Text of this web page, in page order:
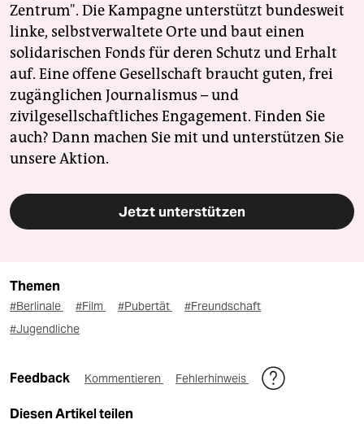
Zentrum". Die Kampagne unterstützt bundesweit
linke, selbstverwaltete Orte und baut einen
solidarischen Fonds für deren Schutz und Erhalt
auf. Eine offene Gesellschaft braucht guten, frei
zugänglichen Journalismus – und
zivilgesellschaftliches Engagement. Finden Sie
auch? Dann machen Sie mit und unterstützen Sie
unsere Aktion.
Jetzt unterstützen
Themen
#Berlinale #Film #Pubertät
#Freundschaft
#Jugendliche
Feedback Kommentieren Fehlerhinweis
Diesen Artikel teilen